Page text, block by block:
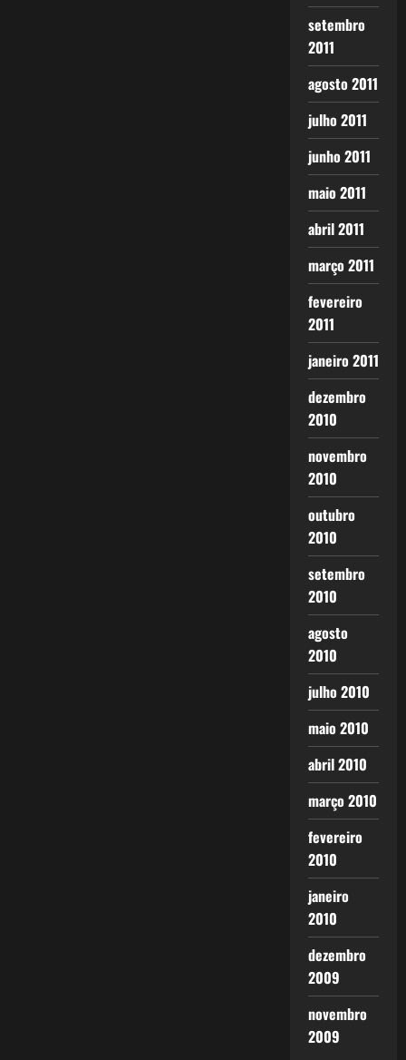
setembro
2011
agosto 2011
julho 2011
junho 2011
maio 2011
abril 2011
março 2011
fevereiro
2011
janeiro 2011
dezembro
2010
novembro
2010
outubro
2010
setembro
2010
agosto
2010
julho 2010
maio 2010
abril 2010
março 2010
fevereiro
2010
janeiro
2010
dezembro
2009
novembro
2009